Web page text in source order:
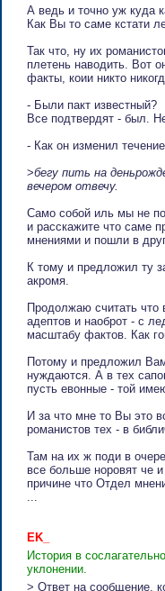
А ведь и точно уж куда
Как Вы то саме кстати
Так что, ну их
плетень наводить. Вот
факты, коии никто
- Были пакт известный?
Все подтвердят - был.
- Как он изменил
>бегу пить на
вечером отвечу.
Само собой иль мы не
и расскажите что саме
мнениями и пошли в
К тому и предложил ту
акромя.
Продолжаю считать что
адептов и наоброт - с
масштабу фактов. Как
Потому и предложил
нуждаются. А в тех
пусть евонные - той
И за что мне то Вы это
романистов тех - в
Там на их ж поди в
все больше норовят че
причине что Отдел
EK_
История в
уклонении.
> Ответ на сообщение,